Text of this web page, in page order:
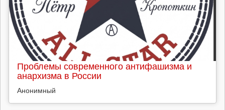
Проблемы современного антифашизма и
анархизма в России
Анонимный